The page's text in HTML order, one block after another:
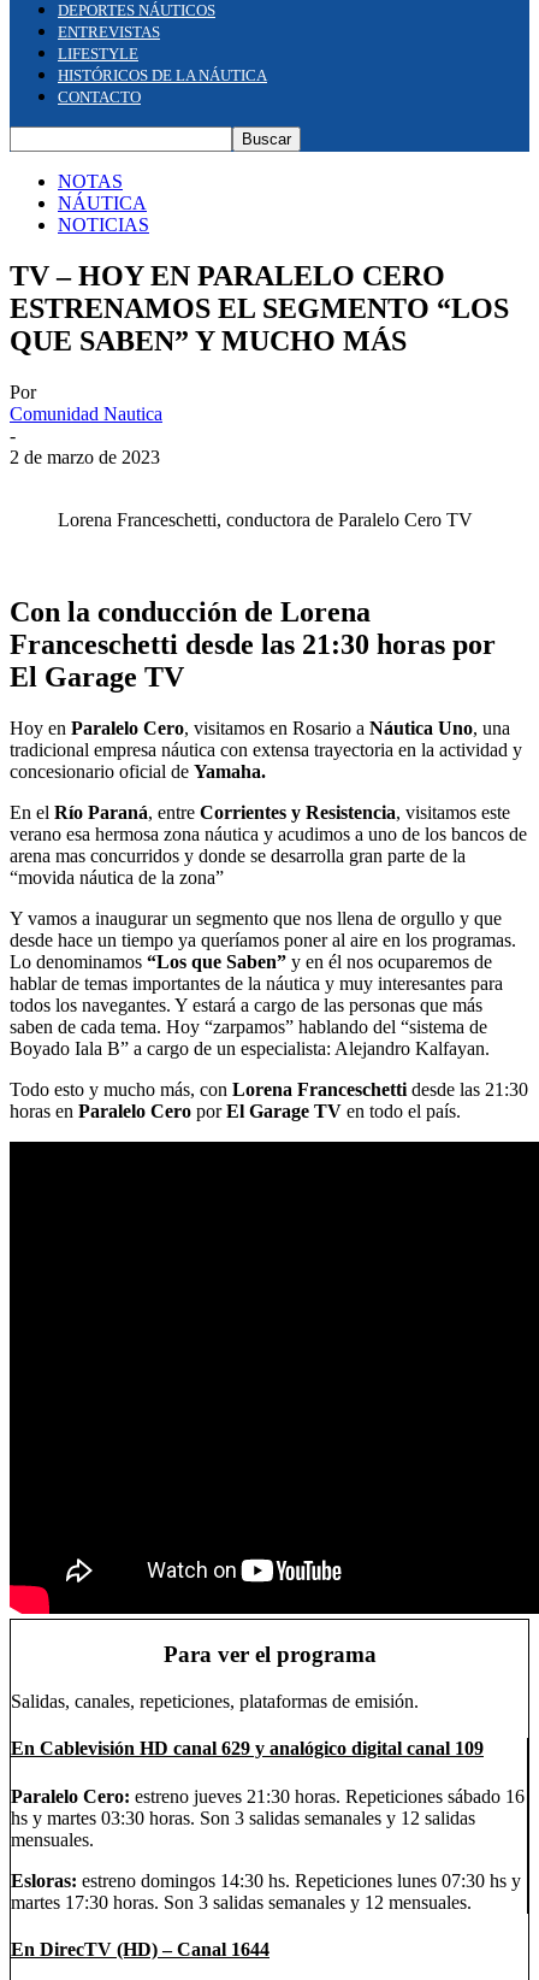
DEPORTES NÁUTICOS
ENTREVISTAS
LIFESTYLE
HISTÓRICOS DE LA NÁUTICA
CONTACTO
NOTAS
NÁUTICA
NOTICIAS
TV – HOY EN PARALELO CERO
ESTRENAMOS EL SEGMENTO “LOS
QUE SABEN” Y MUCHO MÁS
Por
Comunidad Nautica
-
2 de marzo de 2023
Lorena Franceschetti, conductora de Paralelo Cero TV
Con la conducción de Lorena
Franceschetti desde las 21:30 horas por
El Garage TV
Hoy en Paralelo Cero, visitamos en Rosario a Náutica Uno, una
tradicional empresa náutica con extensa trayectoria en la actividad y
concesionario oficial de Yamaha.
En el Río Paraná, entre Corrientes y Resistencia, visitamos este
verano esa hermosa zona náutica y acudimos a uno de los bancos de
arena mas concurridos y donde se desarrolla gran parte de la
“movida náutica de la zona”
Y vamos a inaugurar un segmento que nos llena de orgullo y que
desde hace un tiempo ya queríamos poner al aire en los programas.
Lo denominamos “Los que Saben” y en él nos ocuparemos de
hablar de temas importantes de la náutica y muy interesantes para
todos los navegantes. Y estará a cargo de las personas que más
saben de cada tema. Hoy “zarpamos” hablando del “sistema de
Boyado Iala B” a cargo de un especialista: Alejandro Kalfayan.
Todo esto y mucho más, con Lorena Franceschetti desde las 21:30
horas en Paralelo Cero porEl Garage TV en todo el país.
Para ver el programa
Salidas, canales, repeticiones, plataformas de emisión.
En Cablevisión HD canal 629 y analógico digital canal 109
Paralelo Cero: estreno jueves 21:30 horas. Repeticiones sábado 16
hs y martes 03:30 horas. Son 3 salidas semanales y 12 salidas
mensuales.
Esloras: estreno domingos 14:30 hs. Repeticiones lunes 07:30 hs y
martes 17:30 horas. Son 3 salidas semanales y 12 mensuales.
En DirecTV (HD) – Canal 1644